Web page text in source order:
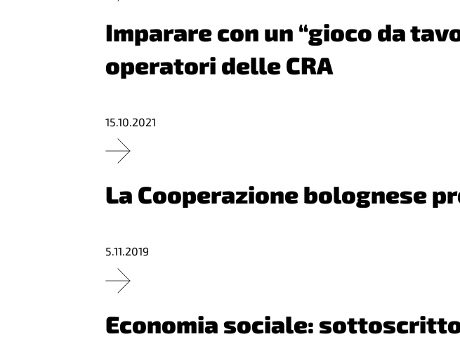
Imparare con un “gioco da
operatori delle CRA
15.10.2021
La Cooperazione bolognese
5.11.2019
Economia sociale: